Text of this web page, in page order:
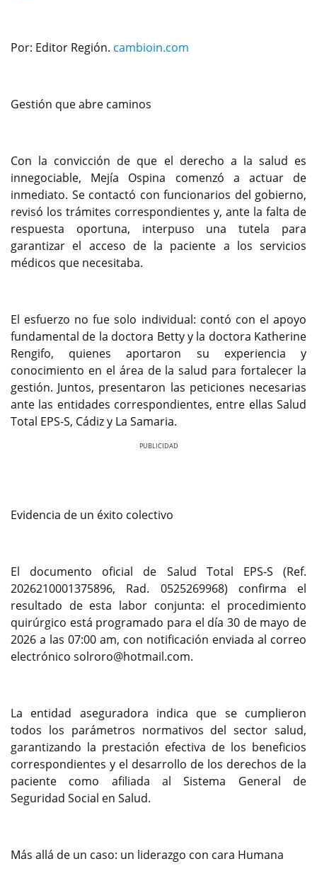
Por: Editor Región. cambioin.com
Gestión que abre caminos
Con la convicción de que el derecho a la salud es
innegociable, Mejía Ospina comenzó a actuar de
inmediato. Se contactó con funcionarios del gobierno,
revisó los trámites correspondientes y, ante la falta de
respuesta oportuna, interpuso una tutela para
garantizar el acceso de la paciente a los servicios
médicos que necesitaba.
El esfuerzo no fue solo individual: contó con el apoyo
fundamental de la doctora Betty y la doctora Katherine
Rengifo, quienes aportaron su experiencia y
conocimiento en el área de la salud para fortalecer la
gestión. Juntos, presentaron las peticiones necesarias
ante las entidades correspondientes, entre ellas Salud
Total EPS-S, Cádiz y La Samaria.
Evidencia de un éxito colectivo
El documento oficial de Salud Total EPS-S (Ref.
2026210001375896, Rad. 0525269968) confirma el
resultado de esta labor conjunta: el procedimiento
quirúrgico está programado para el día 30 de mayo de
2026 a las 07:00 am, con notificación enviada al correo
electrónico solroro@hotmail.com.
La entidad aseguradora indica que se cumplieron
todos los parámetros normativos del sector salud,
garantizando la prestación efectiva de los beneficios
correspondientes y el desarrollo de los derechos de la
paciente como afiliada al Sistema General de
Seguridad Social en Salud.
Más allá de un caso: un liderazgo con cara Humana